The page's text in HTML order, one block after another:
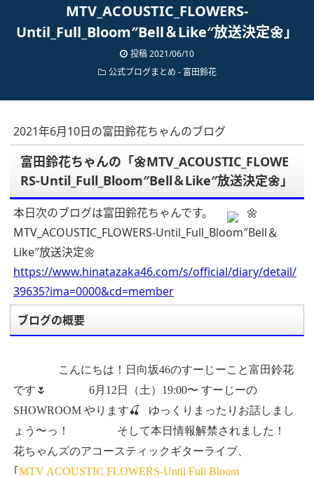
MTV_ACOUSTIC_FLOWERS-
Until_Full_Bloom″Bell＆Like″放送決定🌼」
投稿2021/06/10
公式ブログまとめ - 富田鈴花
2021年6月10日の富田鈴花ちゃんのブログ
富田鈴花ちゃんの「🌼MTV_ACOUSTIC_FLOWE
RS-Until_Full_Bloom″Bell＆Like″放送決定🌼」
本日次のブログは富田鈴花ちゃんです。
🌼
MTV_ACOUSTIC_FLOWERS-Until_Full_Bloom″Bell＆
Like″放送決定🌼
https://www.hinatazaka46.com/s/official/diary/detail/
39635?ima=0000&cd=member
ブログの概要
こんにちは！日向坂46のすーじーこと富田鈴花
です🌷
6月12日（土）19:00〜 すーじーの
SHOWROOM やります🍒
ゆっくりまったりお話しまし
ょう〜っ！
そして本日情報解禁されました！
花ちゃんズのアコースティックギターライブ、
｢ MTV ACOUSTIC FLOWERS-Until Full Bloom